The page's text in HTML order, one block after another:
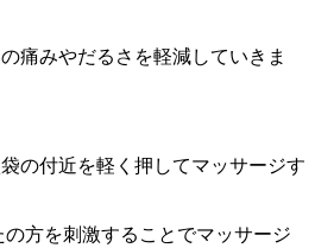
痛みやだるさを軽減していきま
の付近を軽く押してマッサージす
方を刺激することでマッサージ